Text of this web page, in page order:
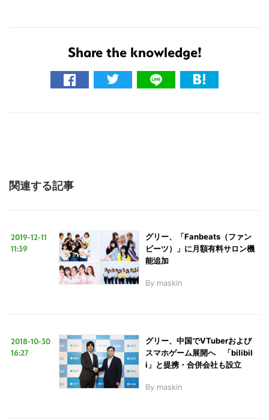
Share the knowledge!
関連する記事
2019-12-11
11:39
グリー、「Fanbeats（ファン
ビーツ）」に月額有料サロン機
能追加
By maskin
2018-10-30
16:27
グリー、中国でVTuberおよび
スマホゲーム展開へ 「bilibil
i」と提携・合併会社も設立
By maskin
索